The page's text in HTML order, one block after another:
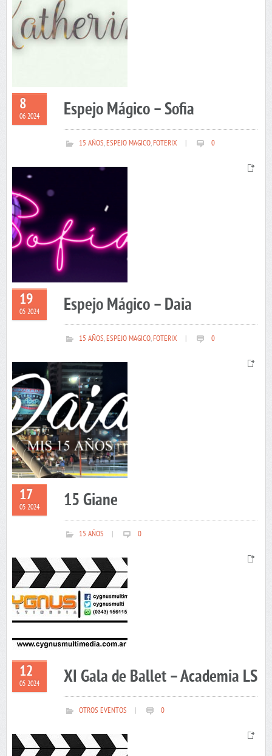
8
06 2024 Espejo Mágico – Sofia
15 AÑOS,ESPEJO MAGICO,FOTERIX 0
19
05 2024 Espejo Mágico – Daia
15 AÑOS,ESPEJO MAGICO,FOTERIX 0
17
05 2024 15 Giane
15 AÑOS 0
12
05 2024 XI Gala de Ballet – Academia LS
OTROS EVENTOS 0